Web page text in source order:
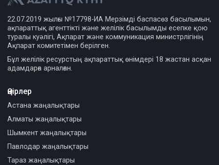
22.07.2019 жылғы №17798-ИА Мерзімді баспасөз басылымын,
ақпараттық агенттікті және желілік басылымды есепке қою
туралы куәлігі, Ақпарат және коммуникация министрлігінің
Ақпарат комитетімен берілген.
Бұл желілік ресурстың ақпараттық өнімдері 18 жастан асқан
адамдарға арналған.
Өңірлер
Астана жаңалықтары
Алматы жаңалықтары
Шымкент жаңалықтары
Павлодар жаңалықтары
Тараз жаңалықтары